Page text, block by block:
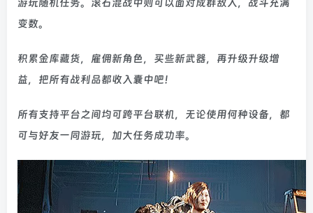
游玩随机任务。滚石混战中则可以面对成群敌人，战斗充满
变数。
积累金库藏货，雇佣新角色，买些新武器，再升级升级增
益，把所有战利品都收入囊中吧！
所有支持平台之间均可跨平台联机，无论使用何种设备，都
可与好友一同游玩，加大任务成功率。